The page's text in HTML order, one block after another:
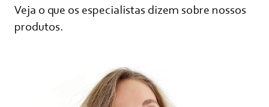
Veja o que os especialistas dizem sobre nossos
produtos.